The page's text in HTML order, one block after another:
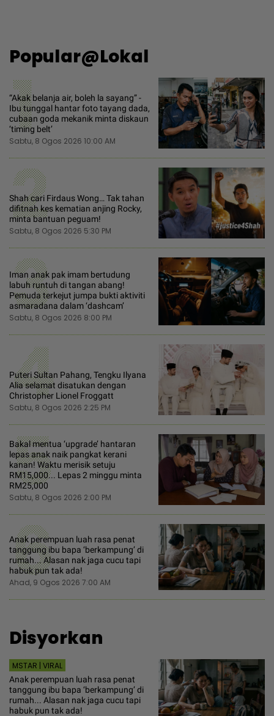
Popular@Lokal
1
“Akak belanja air, boleh la sayang” -
Ibu tunggal hantar foto tayang dada,
cubaan goda mekanik minta diskaun
‘timing belt’
Sabtu, 8 Ogos 2026 10:00 AM
2
Shah cari Firdaus Wong… Tak tahan
difitnah kes kematian anjing Rocky,
minta bantuan peguam!
Sabtu, 8 Ogos 2026 5:30 PM
3
Iman anak pak imam bertudung
labuh runtuh di tangan abang!
Pemuda terkejut jumpa bukti aktiviti
asmaradana dalam ‘dashcam’
Sabtu, 8 Ogos 2026 8:00 PM
4
Puteri Sultan Pahang, Tengku Ilyana
Alia selamat disatukan dengan
Christopher Lionel Froggatt
Sabtu, 8 Ogos 2026 2:25 PM
5
Bakal mentua ‘upgrade’ hantaran
lepas anak naik pangkat kerani
kanan! Waktu merisik setuju
RM15,000... Lepas 2 minggu minta
RM25,000
Sabtu, 8 Ogos 2026 2:00 PM
6
Anak perempuan luah rasa penat
tanggung ibu bapa ‘berkampung’ di
rumah... Alasan nak jaga cucu tapi
habuk pun tak ada!
Ahad, 9 Ogos 2026 7:00 AM
Disyorkan
MSTAR | VIRAL
Anak perempuan luah rasa penat
tanggung ibu bapa ‘berkampung’ di
rumah... Alasan nak jaga cucu tapi
habuk pun tak ada!